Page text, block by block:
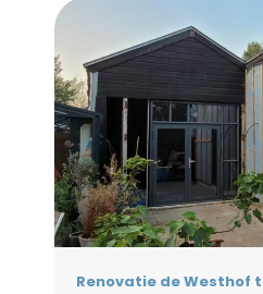
Renovatie de Westhof